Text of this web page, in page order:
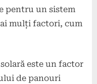
pentru un sistem
mulți factori, cum
este un factor
de panouri